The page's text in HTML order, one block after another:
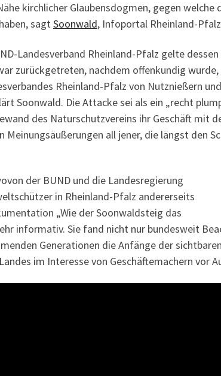
kirchlicher Glaubensdogmen, gegen welche
sagtSoonwald, Infoportal Rheinland-
Landesverband Rheinland-Pfalz gelte
zurückgetreten, nachdem offenkundig
Rheinland-Pfalz von Nutznießern
Soonwald. Die Attacke sei als ein „recht
des Naturschutzvereins ihr Geschäft mit
Meinungsäußerungen all jener, die längst den
der BUND und die Landesregierung
in Rheinland-Pfalz andererseits
„Wie der Soonwaldsteig das
informativ. Sie fand nicht nur bundesweit
Generationen die Anfänge der
im Interesse von Geschäftemachern vor